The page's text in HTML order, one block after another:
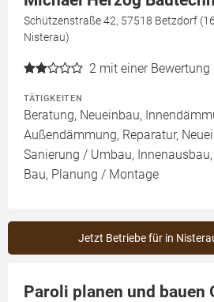
Schützenstraße 42, 57518 Betzdorf
Nisterau)
2 mit einer Bewertung
TÄTIGKEITEN
Beratung, Neueinbau,
Außendämmung, Reparatur,
Sanierung / Umbau,
Bau, Planung / Montage
Jetzt Betriebe für in
Paroli planen und bauen